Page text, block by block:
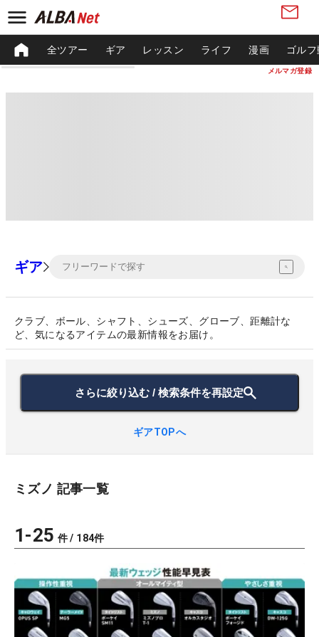
メルマガ登録
全ツアー ギア レッスン ライフ 漫画 ゴル
ギア
クラブ、ボール、シャフト、シューズ、グローブ、距離計な
ど、気になるアイテムの最新情報をお届け。
さらに絞り込む / 検索条件を再設定
ギアTOPへ
ミズノ 記事一覧
1-25 件 / 184件